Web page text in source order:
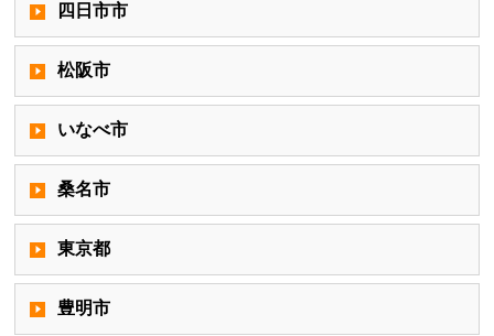
四日市市
松阪市
いなべ市
桑名市
東京都
豊明市